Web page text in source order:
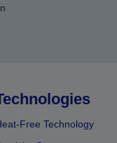
Free Technology